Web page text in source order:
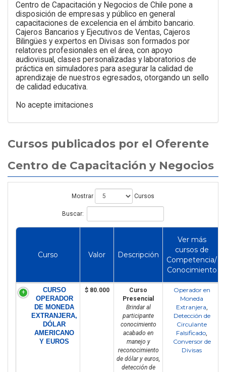
Centro de Capacitación y Negocios de Chile pone a
disposición de empresas y público en general
capacitaciones de excelencia en el ámbito bancario.
Cajeros Bancarios y Ejecutivos de Ventas, Cajeros
Bilingües y expertos en Divisas son formados por
relatores profesionales en el área, con apoyo
audiovisual, clases personalizadas y laboratorios de
práctica en simuladores para asegurar la calidad de
aprendizaje de nuestros egresados, otorgando un sello
de calidad educativa.
No acepte imitaciones
Cursos publicados por el Oferente
Centro de Capacitación y Negocios
Mostrar Cursos
Buscar:
Curso Valor Descripción
Ver más
cursos de
Competencia/
Conocimiento
CURSO
OPERADOR
DE MONEDA
EXTRANJERA,
DÓLAR
AMERICANO
Y EUROS
$ 80.000
Curso
Presencial
Brindar al
participante
conocimiento
acabado en
manejo y
reconocimiento
de dólar y euros,
detección de
Operador en
Moneda
Extranjera,
Detección de
Circulante
Falsificado,
Conversor de
Divisas